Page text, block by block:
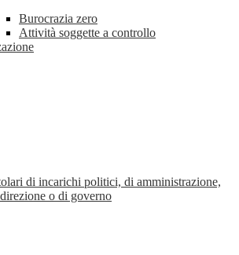
Burocrazia zero
Attività soggette a controllo
di incarichi politici, di amministrazione,
o di governo